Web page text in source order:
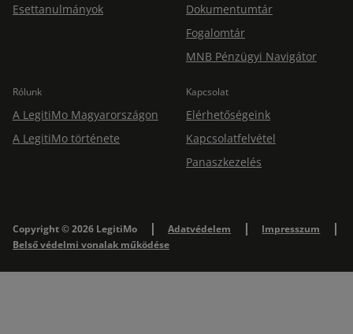
Esettanulmányok
Dokumentumtár
Fogalomtár
MNB Pénzügyi Navigátor
Rólunk
A LegitiMo Magyarországon
A LegitiMo története
Kapcsolat
Elérhetőségeink
Kapcsolatfelvétel
Panaszkezelés
Copyright © 2026 LegitiMo Adatvédelem
Impresszum
Belső védelmi vonalak működése